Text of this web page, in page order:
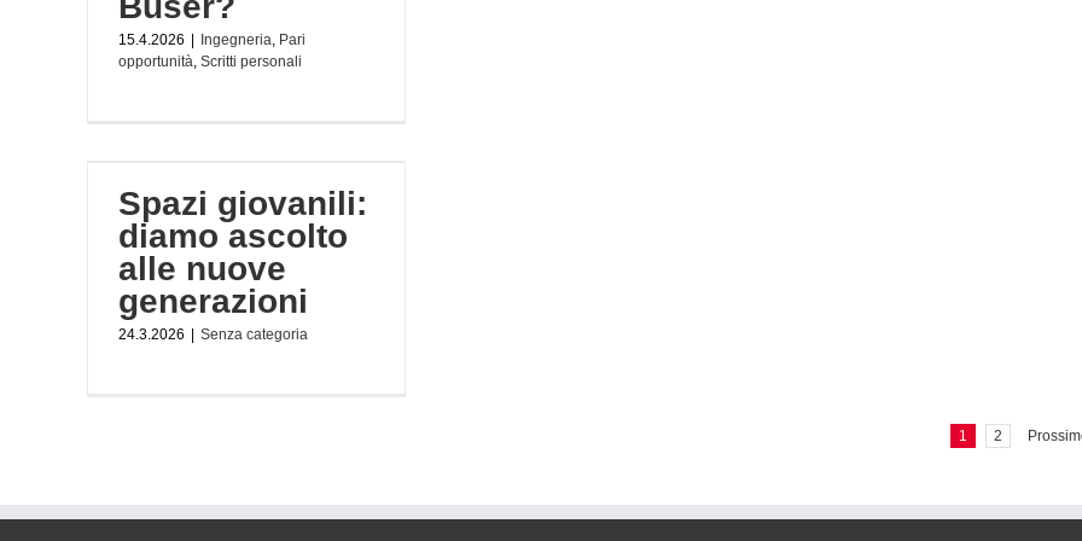
15.4.2026 | Ingegneria Pari
opportunità Scritti personali
Spazi giovanili:
diamo ascolto
alle nuove
generazioni
24.3.2026 | Senza categoria
1 2